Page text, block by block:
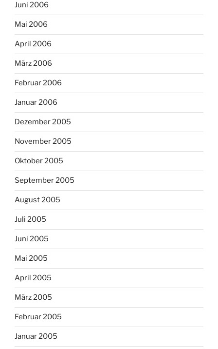
Juni 2006
Mai 2006
April 2006
März 2006
Februar 2006
Januar 2006
Dezember 2005
November 2005
Oktober 2005
September 2005
August 2005
Juli 2005
Juni 2005
Mai 2005
April 2005
März 2005
Februar 2005
Januar 2005